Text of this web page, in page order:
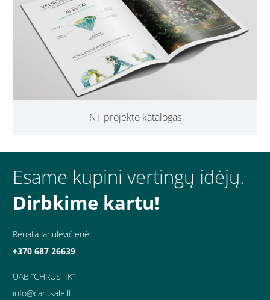
NT projekto katalogas
Esame kupini vertingų idėjų.
Dirbkime kartu!
Renata Janulevičienė
+370 687 26639
UAB “CHRUSTIK”
info@carusale.lt